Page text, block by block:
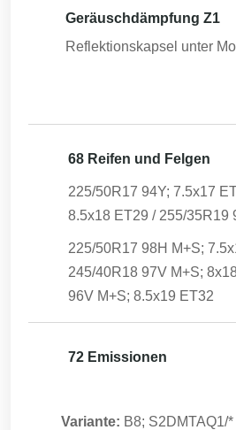
Geräuschdämpfung Z1
Reflektionskapsel unter
68 Reifen und Felgen
225/50R17 94Y; 7.5x17
8.5x18 ET29 / 255/35R19
225/50R17 98H M+S;
245/40R18 97V M+S;
96V M+S; 8.5x19 ET32
72 Emissionen
Variante: B8; S2DMTAQ1/*